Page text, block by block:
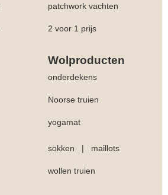
patchwork vachten
2 voor 1 prijs
Wolproducten
onderdekens
Noorse truien
yogamat
sokken | maillots
wollen truien